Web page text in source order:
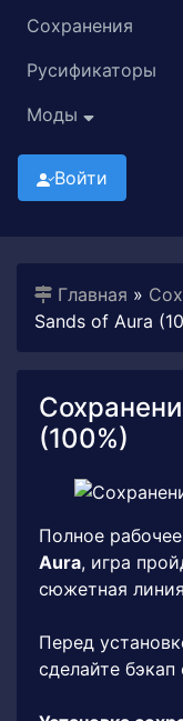
Сохранения
Русификаторы
Моды
Войти
Главная »
Sands of Aura
(100%)
Полное
Aura, игра
сюжетная
Перед
сделайте